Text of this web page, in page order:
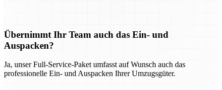
Übernimmt Ihr Team auch das Ein- und
Auspacken?
Ja, unser Full-Service-Paket umfasst auf Wunsch auch das
professionelle Ein- und Auspacken Ihrer Umzugsgüter.